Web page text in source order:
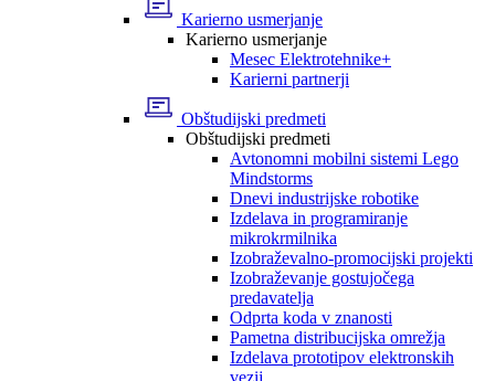
Karierno usmerjanje
Karierno usmerjanje
Mesec Elektrotehnike+
Karierni partnerji
Obštudijski predmeti
Obštudijski predmeti
Avtonomni mobilni sistemi Lego
Mindstorms
Dnevi industrijske robotike
Izdelava in programiranje
mikrokrmilnika
Izobraževalno-promocijski projekti
Izobraževanje gostujočega
predavatelja
Odprta koda v znanosti
Pametna distribucijska omrežja
Izdelava prototipov elektronskih
vezij